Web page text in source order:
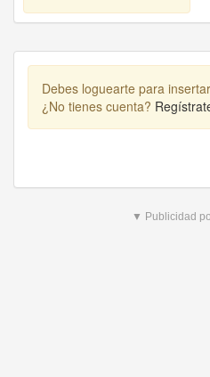
Debes loguearte para
¿No tienes cuenta?
▼ Publicidad